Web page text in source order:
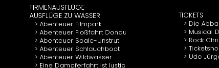
FIRMENAUSFLÜGE-
AUSFLÜGE ZU WASSER
Abenteuer Filmpark
Abenteuer Floßfahrt Donau
Abenteuer Saale-Unstrut
Abenteuer Schlauchboot
Abenteuer Wildwasser
Eine Dampferfahrt ist lustig
TICKETS
Die
Musical
Rock
Udo